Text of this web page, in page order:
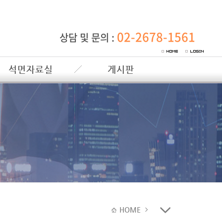
상담 및 문의 : 02-2678-1561
석면자료실 게시판
HOME